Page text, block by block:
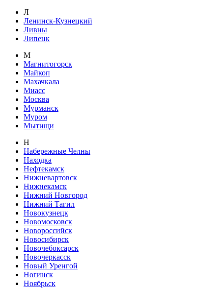
Л
Ленинск-Кузнецкий
Ливны
Липецк
М
Магнитогорск
Майкоп
Махачкала
Миасс
Москва
Мурманск
Муром
Мытищи
Н
Набережные Челны
Находка
Нефтекамск
Нижневартовск
Нижнекамск
Нижний Новгород
Нижний Тагил
Новокузнецк
Новомосковск
Новороссийск
Новосибирск
Новочебоксарск
Новочеркасск
Новый Уренгой
Ногинск
Ноябрьск